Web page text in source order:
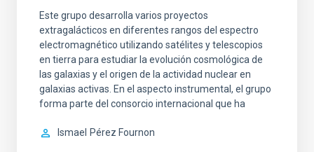
Este grupo desarrolla varios proyectos
extragalácticos en diferentes rangos del espectro
electromagnético utilizando satélites y telescopios
en tierra para estudiar la evolución cosmológica de
las galaxias y el origen de la actividad nuclear en
galaxias activas. En el aspecto instrumental, el grupo
forma parte del consorcio internacional que ha
Ismael Pérez Fournon